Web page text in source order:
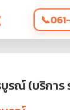
บูรณ์ (บริกา